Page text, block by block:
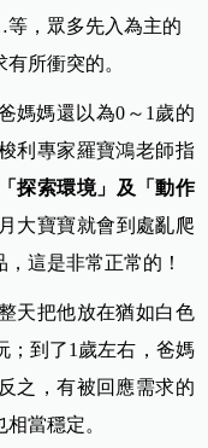
，眾多先入為主的
所衝突的。
媽媽還以為0～1歲的
利專家羅寶鴻老師指
探索環境」及「動作
大寶寶就會到處亂爬
這是非常正常的！
天把他放在猶如白色
；到了1歲左右，爸媽
之，有被回應需求的
當穩定。